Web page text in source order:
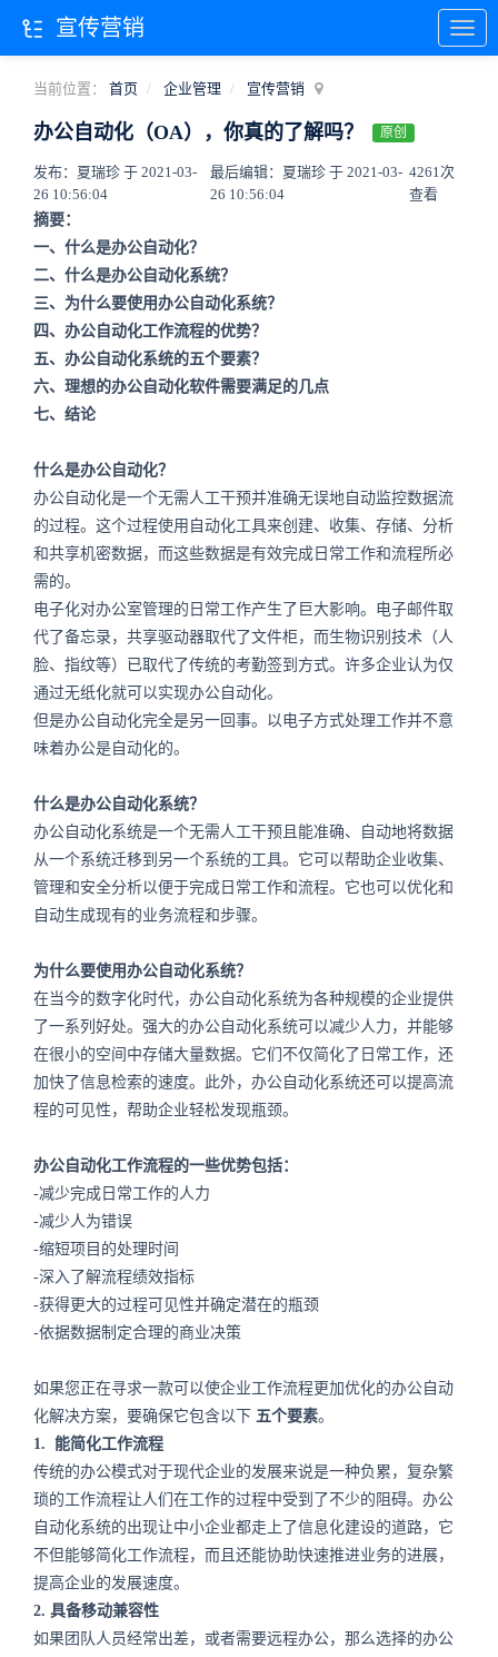
当前位置： 首页 企业管理 宣传营销
办公自动化（OA），你真的了解吗？ 原创
发布：夏瑞珍 于 2021-03-
26 10:56:04
最后编辑：夏瑞珍 于 2021-03-
26 10:56:04
4261次
查看
摘要：
一、什么是办公自动化？
二、什么是办公自动化系统？
三、为什么要使用办公自动化系统？
四、办公自动化工作流程的优势？
五、办公自动化系统的五个要素？
六、理想的办公自动化软件需要满足的几点
七、结论
什么是办公自动化？
办公自动化是一个无需人工干预并准确无误地自动监控数据流
的过程。这个过程使用自动化工具来创建、收集、存储、分析
和共享机密数据，而这些数据是有效完成日常工作和流程所必
需的。
电子化对办公室管理的日常工作产生了巨大影响。电子邮件取
代了备忘录，共享驱动器取代了文件柜，而生物识别技术（人
脸、指纹等）已取代了传统的考勤签到方式。许多企业认为仅
通过无纸化就可以实现办公自动化。
但是办公自动化完全是另一回事。以电子方式处理工作并不意
味着办公是自动化的。
什么是办公自动化系统？
办公自动化系统是一个无需人工干预且能准确、自动地将数据
从一个系统迁移到另一个系统的工具。它可以帮助企业收集、
管理和安全分析以便于完成日常工作和流程。它也可以优化和
自动生成现有的业务流程和步骤。
为什么要使用办公自动化系统？
在当今的数字化时代，办公自动化系统为各种规模的企业提供
了一系列好处。强大的办公自动化系统可以减少人力，并能够
在很小的空间中存储大量数据。它们不仅简化了日常工作，还
加快了信息检索的速度。此外，办公自动化系统还可以提高流
程的可见性，帮助企业轻松发现瓶颈。
办公自动化工作流程的一些优势包括：
-减少完成日常工作的人力
-减少人为错误
-缩短项目的处理时间
-深入了解流程绩效指标
-获得更大的过程可见性并确定潜在的瓶颈
-依据数据制定合理的商业决策
如果您正在寻求一款可以使企业工作流程更加优化的办公自动
化解决方案，要确保它包含以下 五个要素。
1. 能简化工作流程
传统的办公模式对于现代企业的发展来说是一种负累，复杂繁
琐的工作流程让人们在工作的过程中受到了不少的阻碍。办公
自动化系统的出现让中小企业都走上了信息化建设的道路，它
不但能够简化工作流程，而且还能协助快速推进业务的进展，
提高企业的发展速度。
2. 具备移动兼容性
如果团队人员经常出差，或者需要远程办公，那么选择的办公
宣传营销